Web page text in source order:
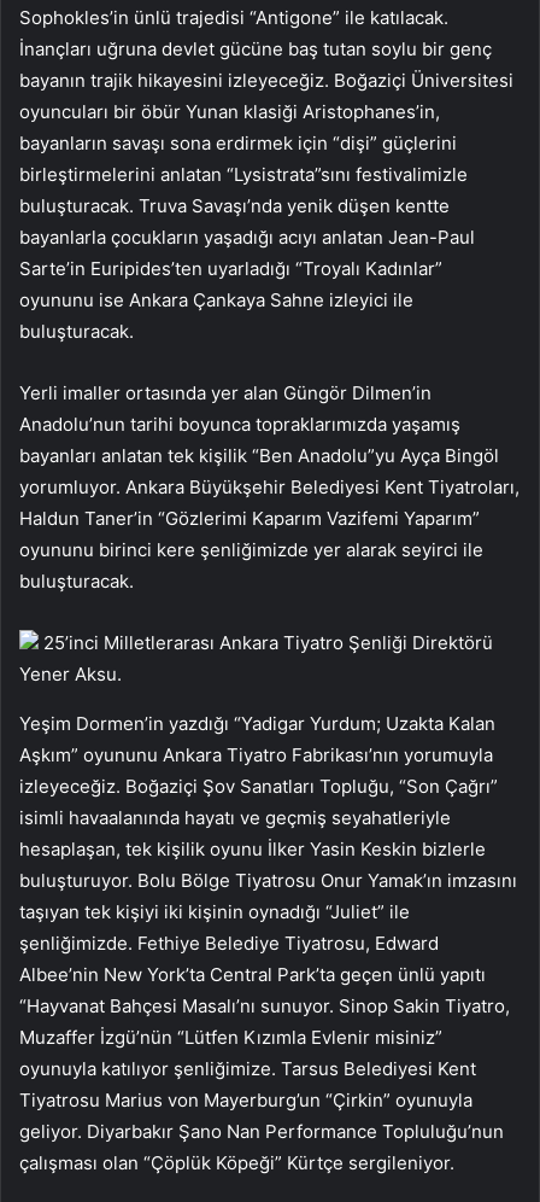
Sophokles’in ünlü trajedisi “Antigone” ile katılacak.
İnançları uğruna devlet gücüne baş tutan soylu bir genç
bayanın trajik hikayesini izleyeceğiz. Boğaziçi Üniversitesi
oyuncuları bir öbür Yunan klasiği Aristophanes’in,
bayanların savaşı sona erdirmek için “dişi” güçlerini
birleştirmelerini anlatan “Lysistrata”sını festivalimizle
buluşturacak. Truva Savaşı’nda yenik düşen kentte
bayanlarla çocukların yaşadığı acıyı anlatan Jean-Paul
Sarte’in Euripides’ten uyarladığı “Troyalı Kadınlar”
oyununu ise Ankara Çankaya Sahne izleyici ile
buluşturacak.
Yerli imaller ortasında yer alan Güngör Dilmen’in
Anadolu’nun tarihi boyunca topraklarımızda yaşamış
bayanları anlatan tek kişilik “Ben Anadolu”yu Ayça Bingöl
yorumluyor. Ankara Büyükşehir Belediyesi Kent Tiyatroları,
Haldun Taner’in “Gözlerimi Kaparım Vazifemi Yaparım”
oyununu birinci kere şenliğimizde yer alarak seyirci ile
buluşturacak.
25’inci Milletlerarası Ankara Tiyatro Şenliği Direktörü
Yener Aksu.
Yeşim Dormen’in yazdığı “Yadigar Yurdum; Uzakta Kalan
Aşkım” oyununu Ankara Tiyatro Fabrikası’nın yorumuyla
izleyeceğiz. Boğaziçi Şov Sanatları Topluğu, “Son Çağrı”
isimli havaalanında hayatı ve geçmiş seyahatleriyle
hesaplaşan, tek kişilik oyunu İlker Yasin Keskin bizlerle
buluşturuyor. Bolu Bölge Tiyatrosu Onur Yamak’ın imzasını
taşıyan tek kişiyi iki kişinin oynadığı “Juliet” ile
şenliğimizde. Fethiye Belediye Tiyatrosu, Edward
Albee’nin New York’ta Central Park’ta geçen ünlü yapıtı
“Hayvanat Bahçesi Masalı’nı sunuyor. Sinop Sakin Tiyatro,
Muzaffer İzgü’nün “Lütfen Kızımla Evlenir misiniz”
oyunuyla katılıyor şenliğimize. Tarsus Belediyesi Kent
Tiyatrosu Marius von Mayerburg’un “Çirkin” oyunuyla
geliyor. Diyarbakır Şano Nan Performance Topluluğu’nun
çalışması olan “Çöplük Köpeği” Kürtçe sergileniyor.